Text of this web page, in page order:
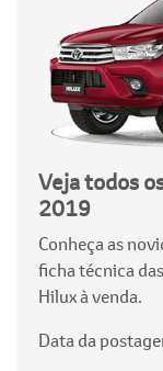
Veja todos
2019
Conheça as
ficha técnica
Hilux à venda.
Data da